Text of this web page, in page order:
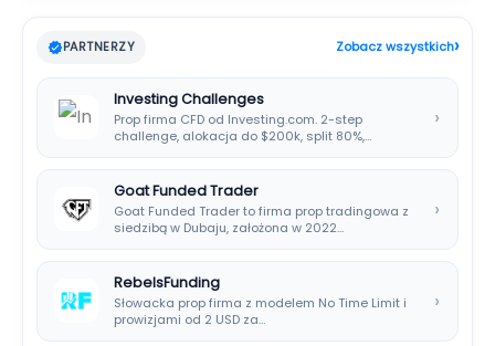
PARTNERZY Zobacz wszystkich›
Investing Challenges
Prop firma CFD od Investing.com. 2-step
challenge, alokacja do $200k, split 80%,
›
Goat Funded Trader
Goat Funded Trader to firma prop tradingowa z
siedzibą w Dubaju, założona w 2022…
›
RebelsFunding
Słowacka prop firma z modelem No Time Limit i
prowizjami od 2 USD za…
›